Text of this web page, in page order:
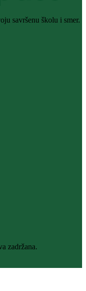
savršenu školu i smer.
zadržana.